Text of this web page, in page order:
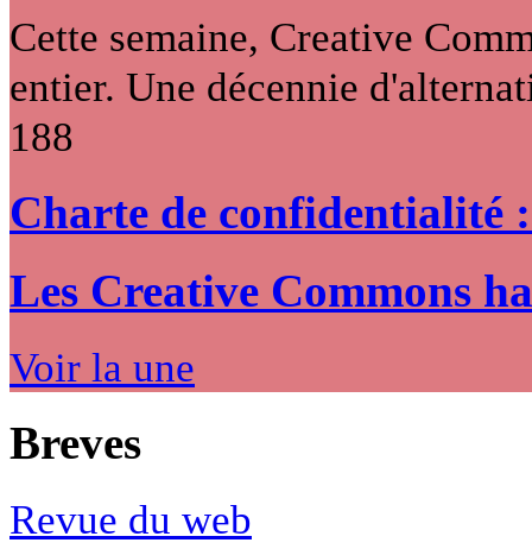
Cette semaine, Creative
entier. Une décennie
188
Charte de confidentialité
Les Creative Commons
Voir la une
Breves
Revue du web